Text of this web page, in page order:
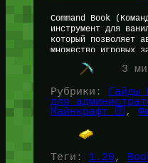
Command Book
инструмент для
который позволяет
множество игровых
Командной Книги в
полезной для
3
Рубрики: Гайды
для
Майнкрафт 🛜,
Теги: 1.20,